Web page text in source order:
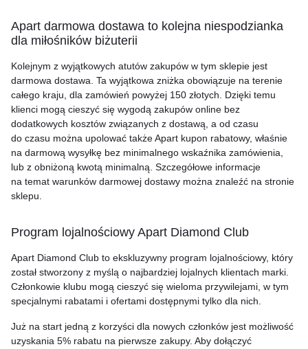
Apart darmowa dostawa to kolejna niespodzianka
dla miłośników biżuterii
Kolejnym z wyjątkowych atutów zakupów w tym sklepie jest
darmowa dostawa. Ta wyjątkowa zniżka obowiązuje na terenie
całego kraju, dla zamówień powyżej 150 złotych. Dzięki temu
klienci mogą cieszyć się wygodą zakupów online bez
dodatkowych kosztów związanych z dostawą, a od czasu
do czasu można upolować także Apart kupon rabatowy, właśnie
na darmową wysyłkę bez minimalnego wskaźnika zamówienia,
lub z obniżoną kwotą minimalną. Szczegółowe informacje
na temat warunków darmowej dostawy można znaleźć na stronie
sklepu.
Program lojalnościowy Apart Diamond Club
Apart Diamond Club to ekskluzywny program lojalnościowy, który
został stworzony z myślą o najbardziej lojalnych klientach marki.
Członkowie klubu mogą cieszyć się wieloma przywilejami, w tym
specjalnymi rabatami i ofertami dostępnymi tylko dla nich.
Już na start jedną z korzyści dla nowych członków jest możliwość
uzyskania 5% rabatu na pierwsze zakupy. Aby dołączyć